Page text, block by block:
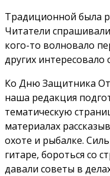
Традиционной была
Читатели
кого-то волновало
других интересовало
Ко Дню Защитника
наша редакция
тематическую
материалах
охоте и рыбалке.
гитаре, бороться со
давали советы в